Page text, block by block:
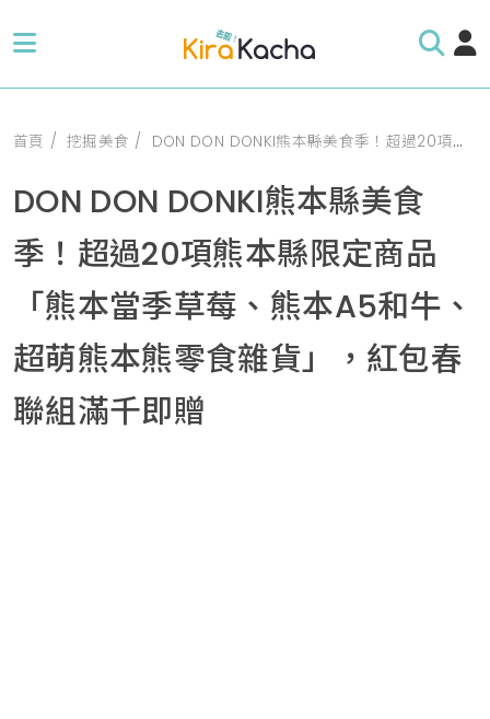
首頁 挖掘美食 DON DON DONKI熊本縣美食季！超過20項熊本縣限定商品「熊本當季草莓、熊本A5和牛、超萌熊本熊零食雜貨」，紅包春聯組滿千即贈
DON DON DONKI熊本縣美食
季！超過20項熊本縣限定商品
「熊本當季草莓、熊本A5和牛、
超萌熊本熊零食雜貨」，紅包春
聯組滿千即贈